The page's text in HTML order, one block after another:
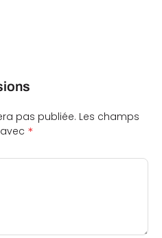
pas publiée. Les champs
*